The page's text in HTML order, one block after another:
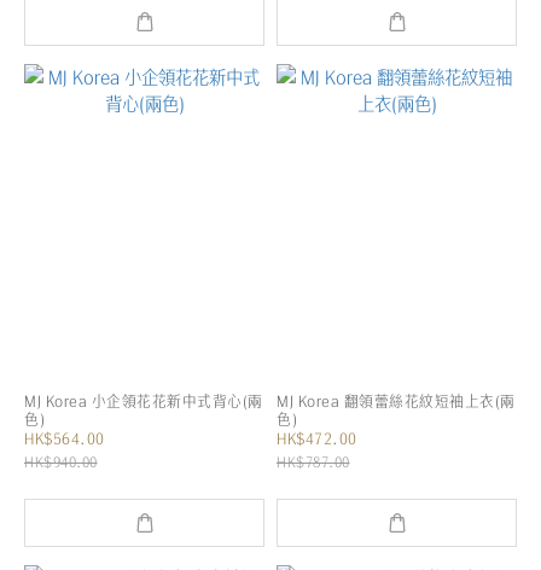
MJ Korea 小企領花花新中式背心(兩
色)
HK$564.00
HK$940.00
MJ Korea 翻領蕾絲花紋短袖上衣(兩
色)
HK$472.00
HK$787.00